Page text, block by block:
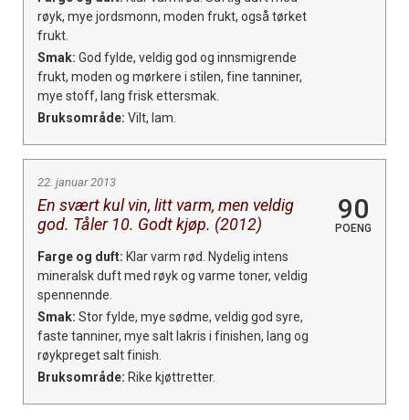
røyk, mye jordsmonn, moden frukt, også tørket
frukt.
Smak: God fylde, veldig god og innsmigrende
frukt, moden og mørkere i stilen, fine tanniner,
mye stoff, lang frisk ettersmak.
Bruksområde: Vilt, lam.
22. januar 2013
En svært kul vin, litt varm, men veldig
god. Tåler 10. Godt kjøp. (2012)
90
POENG
Farge og duft: Klar varm rød. Nydelig intens
mineralsk duft med røyk og varme toner, veldig
spennennde.
Smak: Stor fylde, mye sødme, veldig god syre,
faste tanniner, mye salt lakris i finishen, lang og
røykpreget salt finish.
Bruksområde: Rike kjøttretter.